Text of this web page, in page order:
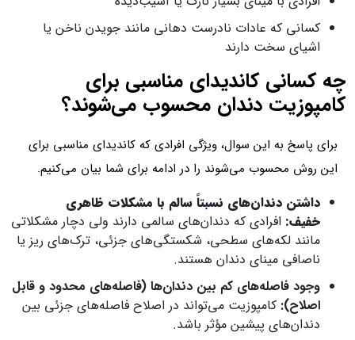
کسانی که عادات نادرست دهانی مانند جویدن ناخن یا
اشیای سخت دارند
چه کسانی کاندیدای مناسبی برای
کامپوزیت دندان محسوب می‌شوند؟
برای پاسخ به این سوال، ویژگی افرادی که کاندیدای مناسبی برای
این روش محسوب می‌شوند را در ادامه برای شما بیان می‌کنیم.
داشتن دندان‌های نسبتاً سالم با مشکلات ظاهری
خفیف: افرادی که دندان‌های سالمی دارند ولی دچار مشکلاتی
مانند لکه‌های سطحی، شکستگی‌های جزئی، ترک‌های ریز یا
ناصافی مینای دندان هستند.
وجود فاصله‌های کم بین دندان‌ها (فاصله‌های محدود و قابل
اصلاح): کامپوزیت می‌تواند در اصلاح فاصله‌های جزئی بین
دندان‌های پیشین مؤثر باشد.